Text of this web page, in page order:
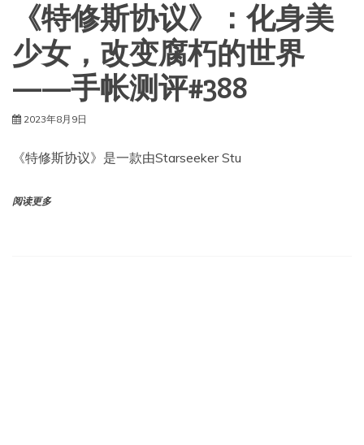
《特修斯协议》：化身美
少女，改变腐朽的世界
——手帐测评#388
2023年8月9日
《特修斯协议》是一款由Starseeker Stu
阅读更多